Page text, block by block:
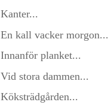
Kanter...
En kall vacker morgon...
Innanför planket...
Vid stora dammen...
Köksträdgården...